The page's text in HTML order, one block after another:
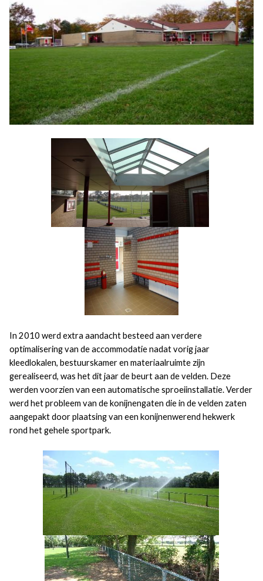
In 2010 werd extra aandacht besteed aan verdere
optimalisering van de accommodatie nadat vorig jaar
kleedlokalen, bestuurskamer en materiaalruimte zijn
gerealiseerd, was het dit jaar de beurt aan de velden. Deze
werden voorzien van een automatische sproeiinstallatie. Verder
werd het probleem van de konijnengaten die in de velden zaten
aangepakt door plaatsing van een konijnenwerend hekwerk
rond het gehele sportpark.